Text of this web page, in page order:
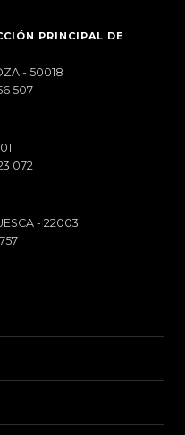
PRINCIPAL DE
- 50018
507
072
- 22003